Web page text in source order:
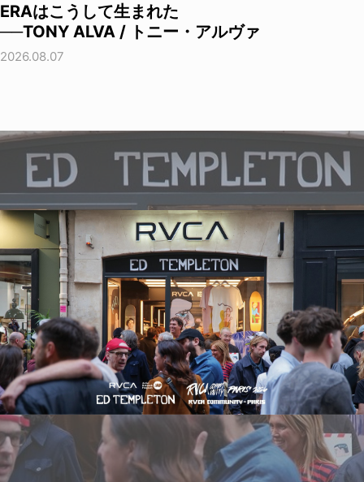
ERAはこうして生まれた
──TONY ALVA / トニー・アルヴァ
2026.08.07